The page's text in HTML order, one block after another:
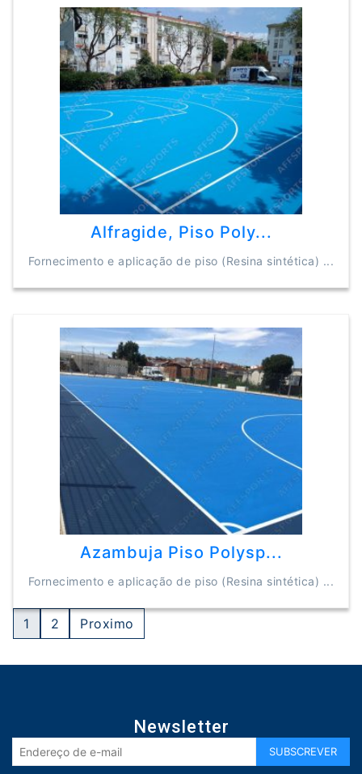
Alfragide, Piso Poly...
Fornecimento e aplicação de piso (Resina sintética) ...
Azambuja Piso Polysp...
Fornecimento e aplicação de piso (Resina sintética) ...
Numbered
Pagination
1 2 Proximo
Newsletter